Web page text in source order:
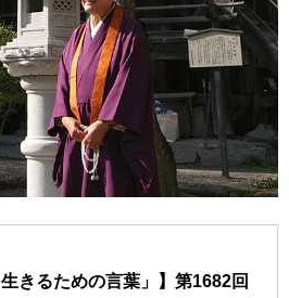
きるための言葉」】第1682回